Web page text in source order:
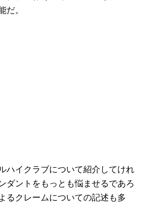
だ。
ハイクラブについて紹介してけれ
ダントをもっとも悩ませるであろ
るクレームについての記述も多